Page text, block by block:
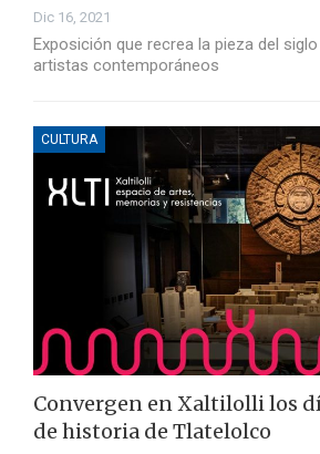
Dic 16, 2021
Exposición que recrea la pieza del
artistas contemporáneos
CULTURA
Convergen en Xaltilolli los
de historia de Tlatelolco